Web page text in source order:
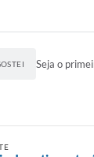
Seja o